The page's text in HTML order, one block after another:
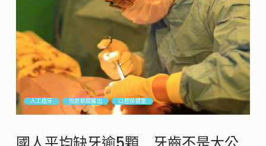
人工植牙 悅庭新聞露出 口腔保健室